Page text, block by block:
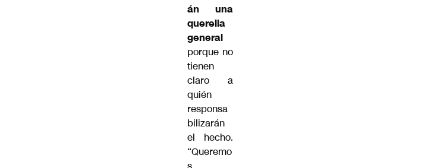
án una
querella
general
porque no
tienen
claro a
quién
responsa
bilizarán
el hecho.
“Queremo